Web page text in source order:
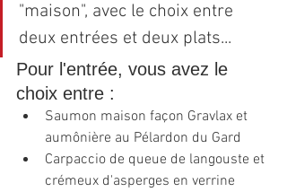
"maison", avec le choix entre
deux entrées et deux plats...
Pour l'entrée, vous avez le
choix entre :
Saumon maison façon Gravlax et
aumônière au Pélardon du Gard
Carpaccio de queue de langouste et
crémeux d'asperges en verrine